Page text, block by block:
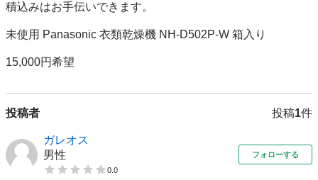
積込みはお手伝いできます。
未使用 Panasonic 衣類乾燥機 NH-D502P-W 箱入り
15,000円希望
投稿者 投稿1件
ガレオス
男性
0.0
フォローする